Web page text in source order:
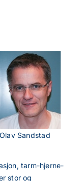
Olav Sandstad
tarm-hjerne-
stor og